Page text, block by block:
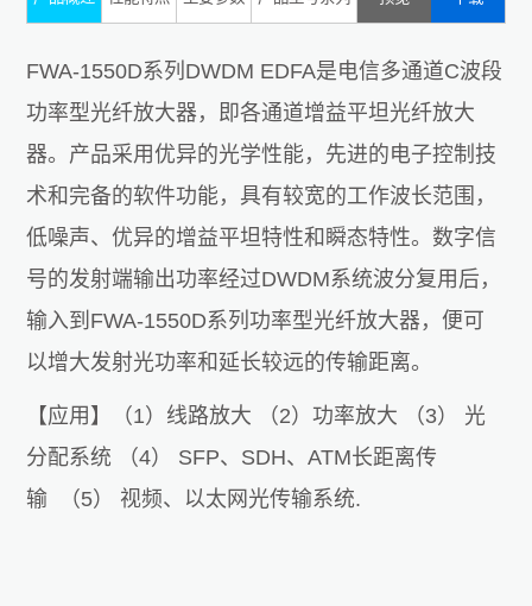
FWA-1550D系列DWDM EDFA是电信多通道C波段
功率型光纤放大器，即各通道增益平坦光纤放大
器。产品采用优异的光学性能，先进的电子控制技
术和完备的软件功能，具有较宽的工作波长范围，
低噪声、优异的增益平坦特性和瞬态特性。数字信
号的发射端输出功率经过DWDM系统波分复用后，
输入到FWA-1550D系列功率型光纤放大器，便可
以增大发射光功率和延长较远的传输距离。
【应用】（1）线路放大 （2）功率放大 （3） 光
分配系统 （4） SFP、SDH、ATM长距离传
输 （5） 视频、以太网光传输系统.